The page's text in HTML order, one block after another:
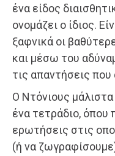
ένα είδος
ονομάζει ο ίδιος.
ξαφνικά οι
και μέσω του
τις απαντήσεις που
Ο Ντόνιους
ένα τετράδιο, όπου
ερωτήσεις στις
(ή να